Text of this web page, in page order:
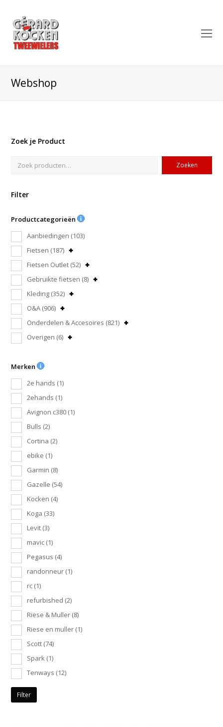
Webshop
Zoek je Product
Zoeken
Filter
Productcategorieën
Aanbiedingen (103)
Fietsen (187)
Fietsen Outlet (52)
Gebruikte fietsen (8)
Kleding (352)
O&A (906)
Onderdelen & Accesoires (821)
Overigen (6)
Merken
2e hands (1)
2ehands (1)
Avignon c380 (1)
Bulls (2)
Cortina (2)
ebike (1)
Garmin (8)
Gazelle (54)
Kocken (4)
Koga (33)
Levit (3)
mavic (1)
Pegasus (4)
randonneur (1)
rc (1)
refurbished (2)
Riese & Muller (8)
Riese en muller (1)
Scott (74)
Spark (1)
Tenways (12)
Filter